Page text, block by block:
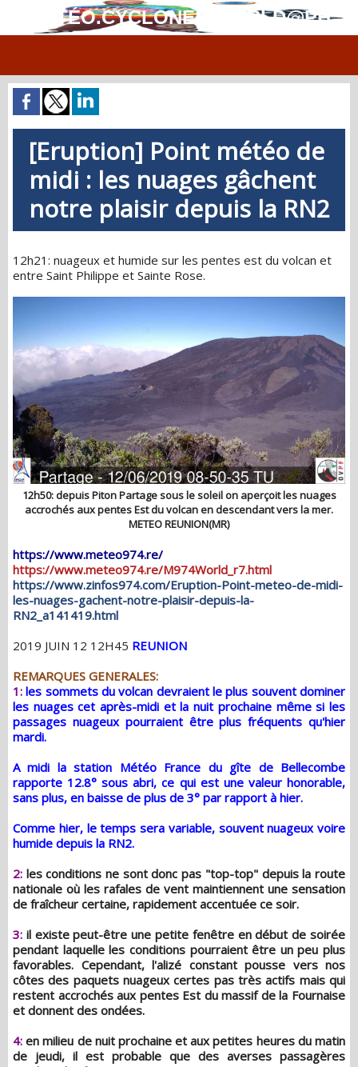
MÉTÉO.CYCLONES.WORLD@PH
[Eruption] Point météo de
midi : les nuages gâchent
notre plaisir depuis la RN2
12h21: nuageux et humide sur les pentes est du volcan et
entre Saint Philippe et Sainte Rose.
12h50: depuis Piton Partage sous le soleil on aperçoit les nuages
accrochés aux pentes Est du volcan en descendant vers la mer.
METEO REUNION(MR)
https://www.meteo974.re/
https://www.meteo974.re/M974World_r7.html
https://www.zinfos974.com/Eruption-Point-meteo-de-midi-
les-nuages-gachent-notre-plaisir-depuis-la-
RN2_a141419.html
2019 JUIN 12 12H45 REUNION
REMARQUES GENERALES:
1: les sommets du volcan devraient le plus souvent dominer
les nuages cet après-midi et la nuit prochaine même si les
passages nuageux pourraient être plus fréquents qu'hier
mardi.
A midi la station Météo France du gîte de Bellecombe
rapporte 12.8° sous abri, ce qui est une valeur honorable,
sans plus, en baisse de plus de 3° par rapport à hier.
Comme hier, le temps sera variable, souvent nuageux voire
humide depuis la RN2.
2: les conditions ne sont donc pas "top-top" depuis la route
nationale où les rafales de vent maintiennent une sensation
de fraîcheur certaine, rapidement accentuée ce soir.
3: il existe peut-être une petite fenêtre en début de soirée
pendant laquelle les conditions pourraient être un peu plus
favorables. Cependant, l'alizé constant pousse vers nos
côtes des paquets nuageux certes pas très actifs mais qui
restent accrochés aux pentes Est du massif de la Fournaise
et donnent des ondées.
4: en milieu de nuit prochaine et aux petites heures du matin
de jeudi, il est probable que des averses passagères